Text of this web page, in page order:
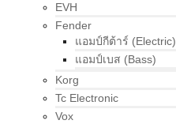
EVH
Fender
แอมป์กีต้าร์ (Electric)
แอมป์เบส (Bass)
Korg
Tc Electronic
Vox